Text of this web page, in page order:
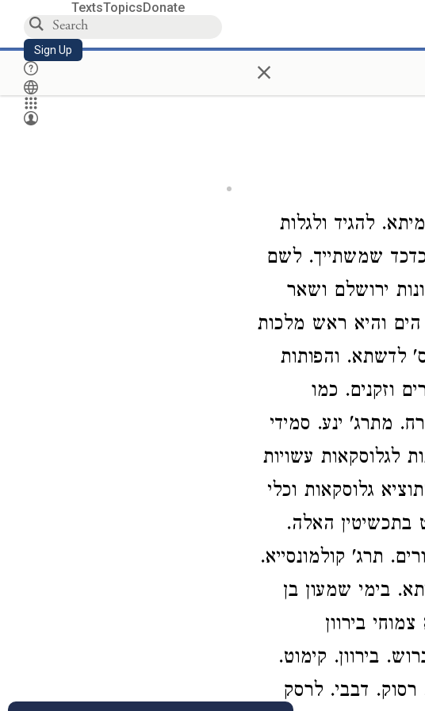
TextsTopicsDonate
Sign Up ×
להגיד ולגלות
שמשתייך. לשם
ירושלם ושאר
הים והיא ראש מלכות
לדשתא. והפותות
וזקנים. כמו
מתרג' ינע. סמידי
לגלוסקאות עשויות
גלוסקאות וכלי
בתכשיטין האלה.
תרג' קולמונסייא.
בימי שמעון בן
בירוון
בירוון. קימוט.
רסוק. דבבי. לרסק